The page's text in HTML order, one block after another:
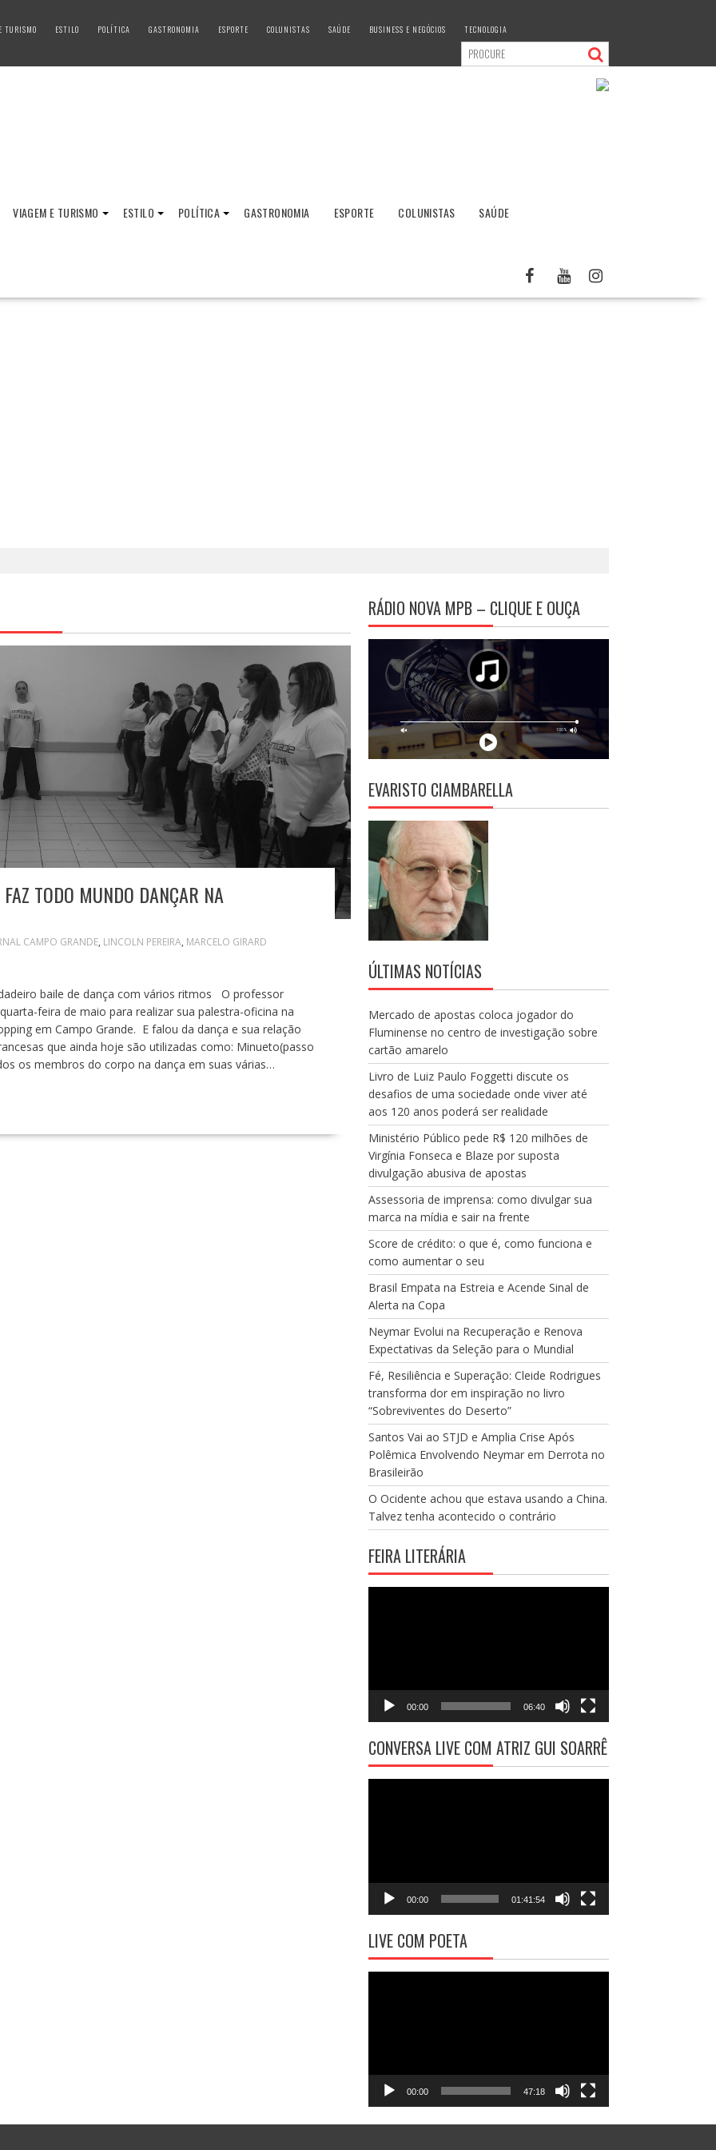
TURISMO ESTILO POLÍTICA GASTRONOMIA ESPORTE COLUNISTAS SAÚDE BUSINESS E NEGÓCIOS TECNOLOGIA
VIAGEM E TURISMO ESTILO POLÍTICA GASTRONOMIA ESPORTE COLUNISTAS
SAÚDE
TODO MUNDO DANÇAR NA
CAMPO GRANDE, LINCOLN PEREIRA, MARCELO GIRARD
de dança com vários ritmos O professor
feira de maio para realizar sua palestra-oficina na
em Campo Grande. E falou da dança e sua relação
que ainda hoje são utilizadas como: Minueto(passo
os membros do corpo na dança em suas várias…
RÁDIO NOVA MPB – CLIQUE E OUÇA
EVARISTO CIAMBARELLA
ÚLTIMAS NOTÍCIAS
Mercado de apostas coloca jogador do
Fluminense no centro de investigação sobre
cartão amarelo
Livro de Luiz Paulo Foggetti discute os
desafios de uma sociedade onde viver até
aos 120 anos poderá ser realidade
Ministério Público pede R$ 120 milhões de
Virgínia Fonseca e Blaze por suposta
divulgação abusiva de apostas
Assessoria de imprensa: como divulgar sua
marca na mídia e sair na frente
Score de crédito: o que é, como funciona e
como aumentar o seu
Brasil Empata na Estreia e Acende Sinal de
Alerta na Copa
Neymar Evolui na Recuperação e Renova
Expectativas da Seleção para o Mundial
Fé, Resiliência e Superação: Cleide Rodrigues
transforma dor em inspiração no livro
“Sobreviventes do Deserto”
Santos Vai ao STJD e Amplia Crise Após
Polêmica Envolvendo Neymar em Derrota no
Brasileirão
O Ocidente achou que estava usando a China.
Talvez tenha acontecido o contrário
FEIRA LITERÁRIA
00:00 06:40
CONVERSA LIVE COM ATRIZ GUI SOARRÊ
00:00 01:41:54
LIVE COM POETA
00:00 47:18